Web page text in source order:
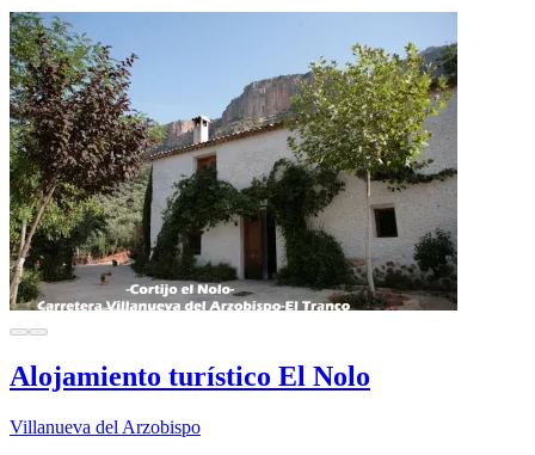
Alojamiento turístico El Nolo
Villanueva del Arzobispo